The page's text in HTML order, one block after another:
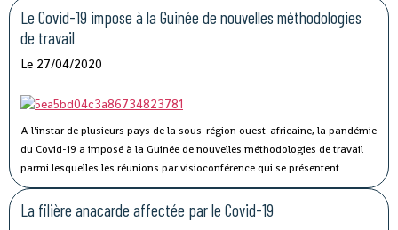
73 personnes ont succombé au Covid-19.
Le Covid-19 impose à la Guinée de nouvelles méthodologies
de travail
Le 27/04/2020
A l'instar de plusieurs pays de la sous-région ouest-africaine, la pandémie
du Covid-19 a imposé à la Guinée de nouvelles méthodologies de travail
parmi lesquelles les réunions par visioconférence qui se présentent
comme un véritable défi technologique pour les autorités guinéennes.
La filière anacarde affectée par le Covid-19